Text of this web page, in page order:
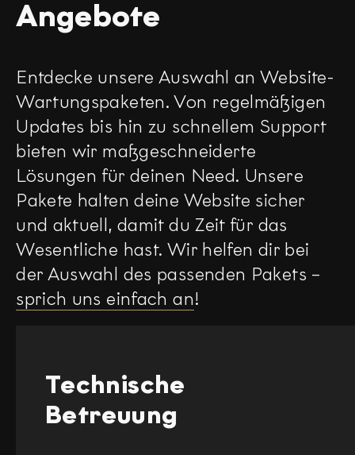
Angebote
Entdecke unsere Auswahl an Website-
Wartungspaketen. Von regelmäßigen
Updates bis hin zu schnellem Support
bieten wir maßgeschneiderte
Lösungen für deinen Need. Unsere
Pakete halten deine Website sicher
und aktuell, damit du Zeit für das
Wesentliche hast. Wir helfen dir bei
der Auswahl des passenden Pakets –
sprich uns einfach an!
Technische
Betreuung